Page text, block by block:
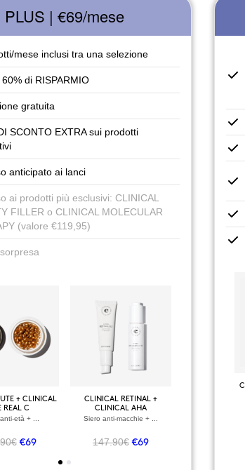
VEDI TUTTI I PRODOTTI
PLUS | €69/mese
mese inclusi tra una selezione
di RISPARMIO
gratuita
SCONTO EXTRA sui prodotti
anticipato ai lanci
ai prodotti più esclusivi: CLINICAL
FILLER o CLINICAL MOLECULAR
(valore €119,95)
+ CLINICAL
REAL C
età + ...
€69
CLINICAL RETINAL +
CLINICAL AHA
Siero anti-macchie + ...
147.90€ €69
BODY POWER